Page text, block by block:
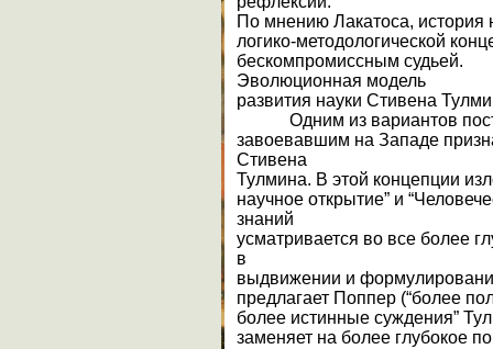
По мнению Лакатоса, история
логико-методологической
бескомпромиссным судьей.
Эволюционная модель
развития науки Стивена
Одним из вариантов
завоевавшим на Западе
Стивена
Тулмина. В этой концепции
научное открытие” и
знаний
усматривается во все более
в
выдвижении и
предлагает Поппер (“более
более истинные суждения”
заменяет на более глубокое